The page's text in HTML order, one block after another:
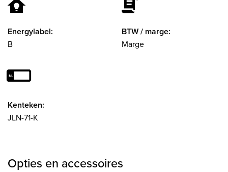
Energylabel:
B
BTW / marge:
Marge
Kenteken:
JLN-71-K
Opties en accessoires